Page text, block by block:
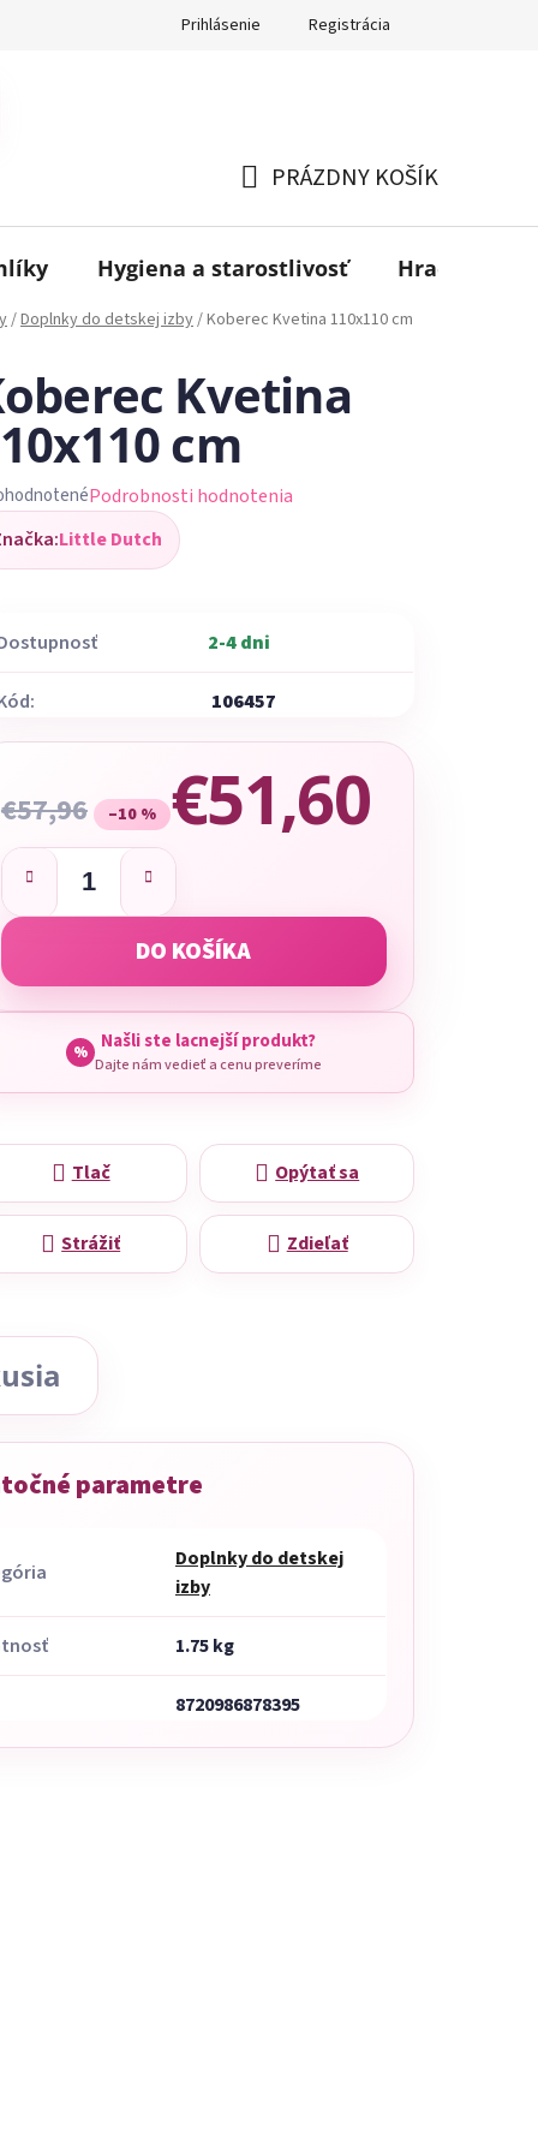
Prihlásenie Registrácia
KOŠÍK
PRÁZDNY KOŠÍK
Hygiena a starostlivosť Hračky
/Doplnky do detskej izby/Koberec Kvetina 110x110 cm
Kvetina
cm
Podrobnosti hodnotenia
Little Dutch
2-4 dni
106457
€57,96 –10 % €51,60
DO KOŠÍKA
% Našli ste lacnejší produkt?
Dajte nám vedieť a cenu preveríme
Tlač Opýtať sa
Strážiť Zdieľať
parametre
Doplnky do detskej
izby
1.75 kg
8720986878395